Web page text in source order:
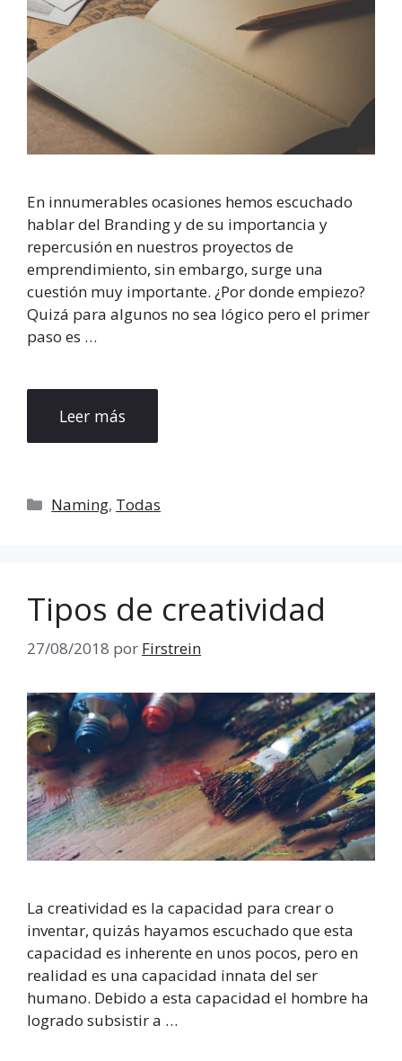
En innumerables ocasiones hemos escuchado
hablar del Branding y de su importancia y
repercusión en nuestros proyectos de
emprendimiento, sin embargo, surge una
cuestión muy importante. ¿Por donde empiezo?
Quizá para algunos no sea lógico pero el primer
paso es …
Leer más
Categorías
Naming, Todas
Tipos de creatividad
27/08/2018 por Firstrein
La creatividad es la capacidad para crear o
inventar, quizás hayamos escuchado que esta
capacidad es inherente en unos pocos, pero en
realidad es una capacidad innata del ser
humano. Debido a esta capacidad el hombre ha
logrado subsistir a …